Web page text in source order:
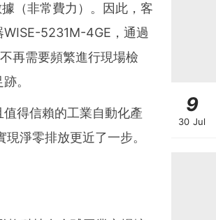
（非常費力）。因此，客
5231M-4GE，通過
再需要頻繁進行現場檢
。
得信賴的工業自動化產
淨零排放更近了一步。
9
30 Jul